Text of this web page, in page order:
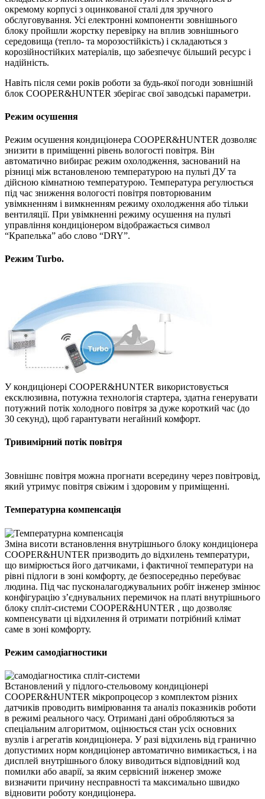
окремому корпусі з оцинкованої сталі для зручного
обслуговування. Усі електронні компоненти зовнішнього
блоку пройшли жорстку перевірку на вплив зовнішнього
середовища (тепло- та морозостійкість) і складаються з
корозійностійких матеріалів, що забезпечує більший ресурс і
надійність.
Навіть після семи років роботи за будь-якої погоди зовнішній
блок COOPER&HUNTER зберігає свої заводські параметри.
Режим осушення
Режим осушення кондиціонера COOPER&HUNTER дозволяє
знизити в приміщенні рівень вологості повітря. Він
автоматично вибирає режим охолодження, заснований на
різниці між встановленою температурою на пульті ДУ та
дійсною кімнатною температурою. Температура регулюється
під час зниження вологості повітря повторюваним
увімкненням і вимкненням режиму охолодження або тільки
вентиляції. При увімкненні режиму осушення на пульті
управління кондиціонером відображається символ
“Крапелька” або слово “DRY”.
Режим Turbo.
У кондиціонері COOPER&HUNTER використовується
ексклюзивна, потужна технологія стартера, здатна генерувати
потужний потік холодного повітря за дуже короткий час (до
30 секунд), щоб гарантувати негайний комфорт.
Тривимірний потік повітря
Зовнішнє повітря можна прогнати всередину через повітровід,
який утримує повітря свіжим і здоровим у приміщенні.
Температурна компенсація
Зміна висоти встановлення внутрішнього блоку кондиціонера
COOPER&HUNTER призводить до відхилень температури,
що вимірюється його датчиками, і фактичної температури на
рівні підлоги в зоні комфорту, де безпосередньо перебуває
людина. Під час пусконалагоджувальних робіт інженер змінює
конфігурацію з’єднувальних перемичок на платі внутрішнього
блоку спліт-системи COOPER&HUNTER , що дозволяє
компенсувати ці відхилення й отримати потрібний клімат
саме в зоні комфорту.
Режим самодіагностики
Встановлений у підлого-стельовому кондиціонері
COOPER&HUNTER мікропроцесор з комплектом різних
датчиків проводить вимірювання та аналіз показників роботи
в режимі реального часу. Отримані дані обробляються за
спеціальним алгоритмом, оцінюється стан усіх основних
вузлів і агрегатів кондиціонера. У разі відхилень від гранично
допустимих норм кондиціонер автоматично вимикається, і на
дисплей внутрішнього блоку виводиться відповідний код
помилки або аварії, за яким сервісний інженер зможе
визначити причину несправності та максимально швидко
відновити роботу кондиціонера.